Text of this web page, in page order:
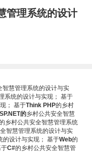
管理系统的设计
智慧管理系统的设计与实
系统的设计与实现 ； 基于
； 基于Think PHP的乡村
的乡村公共安全智慧
乡村公共安全智慧管理系统
智慧管理系统的设计与实
的设计与实现 ； 基于Web的
C#的乡村公共安全智慧管